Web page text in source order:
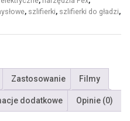
, szlifierki, szlifierki do gładzi,
Zastosowanie Filmy
dodatkowe Opinie (0)